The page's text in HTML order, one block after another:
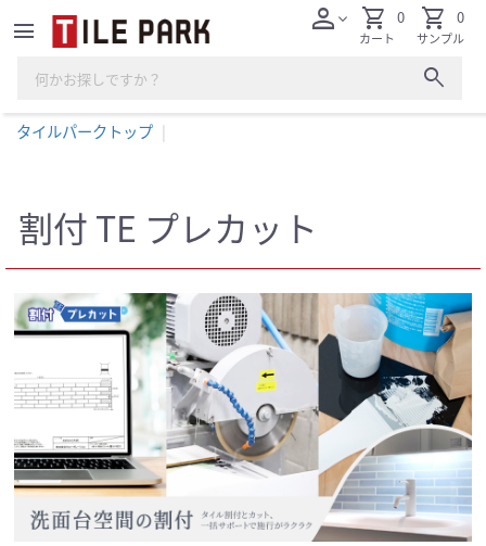
menu
search
personexpand_more shopping_cart
カート
0 shopping_cart
サンプル
0
タイルパークトップ
割付 TE プレカット